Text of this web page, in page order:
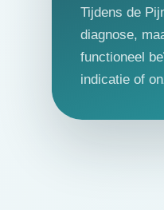
Tijdens de
diagnose,
functioneel
indicatie of